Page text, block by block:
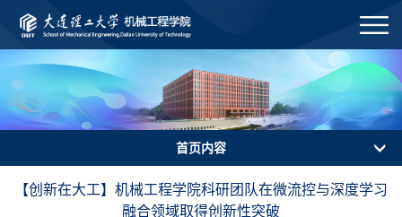
首页内容
【创新在大工】机械工程学院科研团队在微流控与深度学习
融合领域取得创新性突破